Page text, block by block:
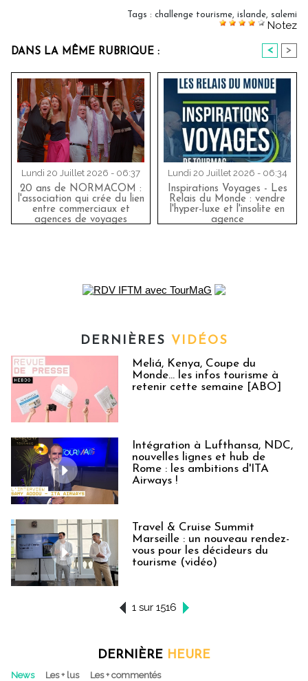
Tags : challenge tourisme islande salemi
Notez
DANS LA MÊME RUBRIQUE : < >
Lundi 20 Juillet 2026 - 06:37
20 ans de NORMACOM :
l'association qui crée du lien
entre commerciaux et
agences de voyages
Lundi 20 Juillet 2026 - 06:34
Inspirations Voyages - Les
Relais du Monde : vendre
l'hyper-luxe et l'insolite en
agence
DERNIÈRES VIDÉOS
Meliá, Kenya, Coupe du
Monde… les infos tourisme à
retenir cette semaine [ABO]
Intégration à Lufthansa, NDC,
nouvelles lignes et hub de
Rome : les ambitions d'ITA
Airways !
Travel & Cruise Summit
Marseille : un nouveau rendez-
vous pour les décideurs du
tourisme (vidéo)
1 sur 1516
DERNIÈRE HEURE
News Les + lus Les + commentés